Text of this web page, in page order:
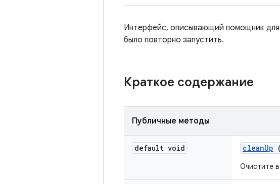
Интерфейс, описывающий помощник
было повторно запустить.
Краткое содержание
Публичные методы
default void cleanUp
Очистите